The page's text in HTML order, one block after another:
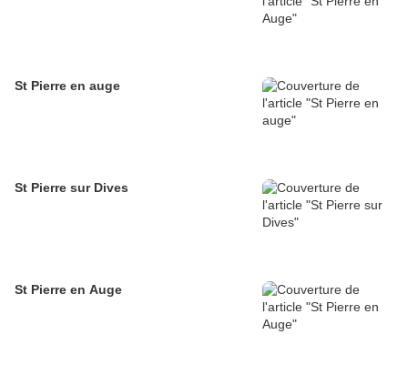
St Pierre en auge
St Pierre sur Dives
St Pierre en Auge